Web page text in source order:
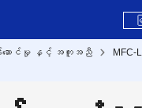
ဆောင်မှု နှင့် အကူအညီ
MFC-